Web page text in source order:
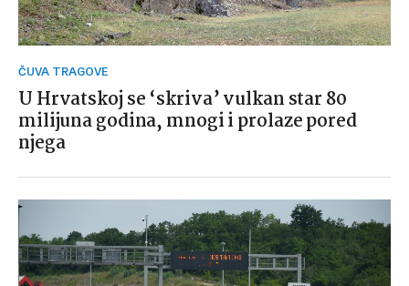
ČUVA TRAGOVE
U Hrvatskoj se ‘skriva’ vulkan star 80
milijuna godina, mnogi i prolaze pored
njega